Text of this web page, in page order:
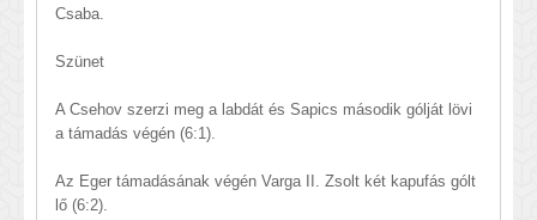
Csaba.
Szünet
A Csehov szerzi meg a labdát és Sapics második gólját lövi
a támadás végén (6:1).
Az Eger támadásának végén Varga II. Zsolt két kapufás gólt
lő (6:2).